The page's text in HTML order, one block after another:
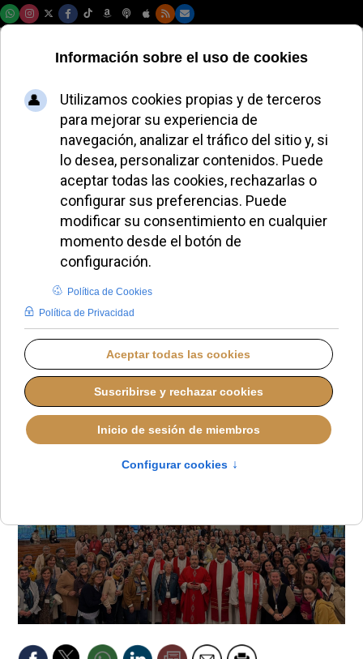
La Delegación de
Catequesis organiza
el Jubileo de
Catequistas en
Roma en
septiembre
MIGUEL PÉREZ H.
DIÓCESIS DE MÁLAGA
MARTES, 22 JULIO 2025 09:47